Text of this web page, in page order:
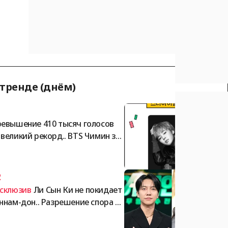
(днём)
410 тысяч голосов
рекорд.. BTS Чимин за
по версии StarRanking
Ли Сын Ки не покидает
дон.. Разрешение спора о